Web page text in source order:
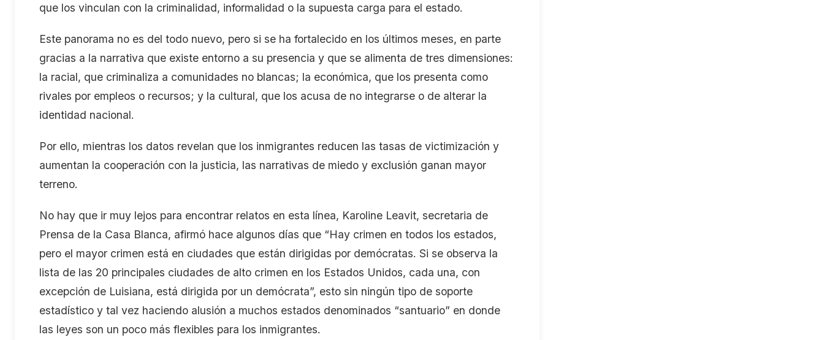
que los vinculan con la criminalidad, informalidad o la supuesta carga para el estado.
Este panorama no es del todo nuevo, pero si se ha fortalecido en los últimos meses, en parte
gracias a la narrativa que existe entorno a su presencia y que se alimenta de tres dimensiones:
la racial, que criminaliza a comunidades no blancas; la económica, que los presenta como
rivales por empleos o recursos; y la cultural, que los acusa de no integrarse o de alterar la
identidad nacional.
Por ello, mientras los datos revelan que los inmigrantes reducen las tasas de victimización y
aumentan la cooperación con la justicia, las narrativas de miedo y exclusión ganan mayor
terreno.
No hay que ir muy lejos para encontrar relatos en esta línea, Karoline Leavit, secretaria de
Prensa de la Casa Blanca, afirmó hace algunos días que “Hay crimen en todos los estados,
pero el mayor crimen está en ciudades que están dirigidas por demócratas. Si se observa la
lista de las 20 principales ciudades de alto crimen en los Estados Unidos, cada una, con
excepción de Luisiana, está dirigida por un demócrata”, esto sin ningún tipo de soporte
estadístico y tal vez haciendo alusión a muchos estados denominados “santuario” en donde
las leyes son un poco más flexibles para los inmigrantes.